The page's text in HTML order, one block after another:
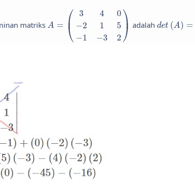
matriks A = ⎛
⎜⎝
3 4
0
−2 1
5
−1 −3 2
⎞⎟
⎠
0 −2 −1 2)
adalahdet (A) =
det( A)= 47